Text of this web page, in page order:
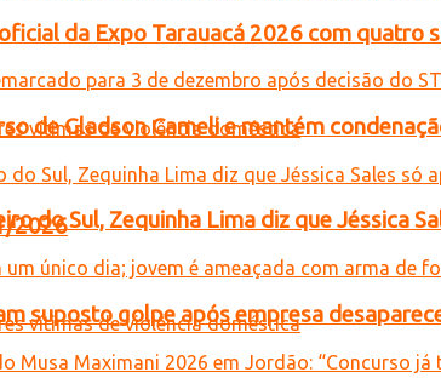
2026
da Expo Tarauacá 2026 com quatro
de Gladson Cameli e mantém
do Sul, Zequinha Lima diz que Jéssica
suposto golpe após empresa